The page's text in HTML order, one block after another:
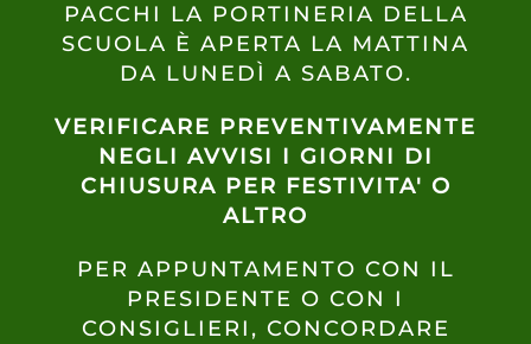
PACCHI LA PORTINERIA DELLA
SCUOLA È APERTA LA MATTINA
DA LUNEDÌ A SABATO.
VERIFICARE PREVENTIVAMENTE
NEGLI AVVISI I GIORNI DI
CHIUSURA PER FESTIVITA' O
ALTRO
PER APPUNTAMENTO CON IL
PRESIDENTE O CON I
CONSIGLIERI, CONCORDARE